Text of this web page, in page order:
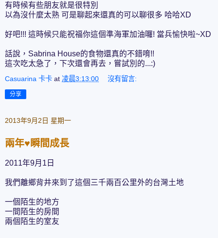
有時候有些朋友就是很特別
以為沒什麼太熟 可是聊起來還真的可以聊很多 哈哈XD
好吧!!! 這時候只能祝福你這個準海軍加油囉! 當兵愉快啦~XD
話說，Sabrina House的食物還真的不錯唷!!
這次吃太急了，下次還會再去，嘗試別的...:)
Casuarina 卡卡 at 凌晨3:13:00 沒有留言:
分享
2013年9月2日 星期一
兩年♥瞬間成長
2011年9月1日
我們離鄉背井來到了這個三千兩百公里外的台灣土地
一個陌生的地方
一間陌生的房間
兩個陌生的室友